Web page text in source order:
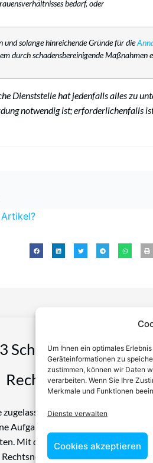
Um Ihnen ein optimales
Geräteinformationen zu
zustimmen, können wir Daten
verarbeiten. Wenn Sie Ihre
Merkmale und Funktionen
Dienste verwalten
Cookies akzeptieren
bedarf, oder
und solange hinreichende Gründe für die
durch schadensbereinigende Maßnahmen
Dienststelle hat jedenfalls alles zu
notwendig ist; erforderlichenfalls
Schritten einen
Rechtsproblem
Anwältin ist dafür da,
Aufgabe, Dienstleistungen im
Mit diesem Wissen kennt er alle
vertraut.